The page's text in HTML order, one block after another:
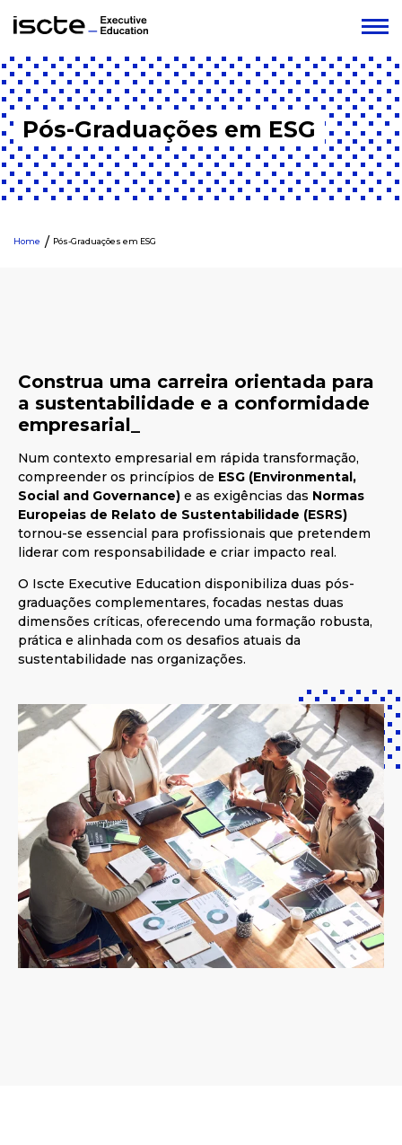
Pós-Graduações em ESG
Home Pós-Graduações em ESG
Construa uma carreira orientada para
a sustentabilidade e a conformidade
empresarial_
Num contexto empresarial em rápida transformação,
compreender os princípios de ESG (Environmental,
Social and Governance) e as exigências das Normas
Europeias de Relato de Sustentabilidade (ESRS)
tornou-se essencial para profissionais que pretendem
liderar com responsabilidade e criar impacto real.
O Iscte Executive Education disponibiliza duas pós-
graduações complementares, focadas nestas duas
dimensões críticas, oferecendo uma formação robusta,
prática e alinhada com os desafios atuais da
sustentabilidade nas organizações.